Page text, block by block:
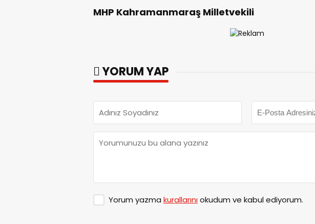
MHP Kahramanmaraş Milletvekili
YORUM YAP
Yorum yazma kurallarınıokudum ve kabul ediyorum.